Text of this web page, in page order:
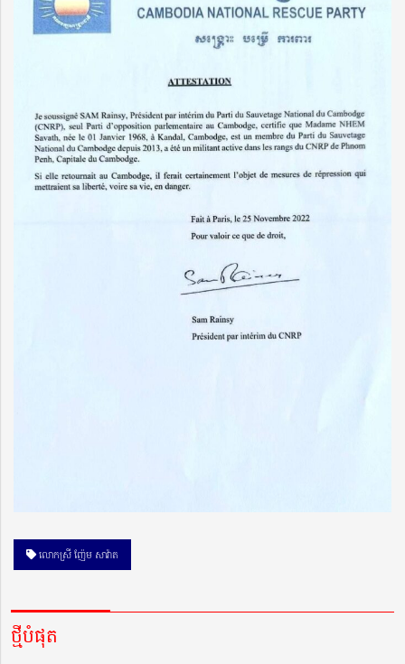
លោកស្រី ញ៉ែម សាវ៉ាត
ថ្មីបំផុត